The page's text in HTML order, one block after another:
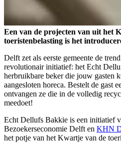
Een van de projecten van uit het
toeristenbelasting is het
Delft zet als eerste gemeente de
revolutionair initiatief: het Echt
herbruikbare beker die jouw gasten
aangesloten horeca. Bestelt de gast
ontvangen ze die in de volledig
meedoet!
Echt Dellufs Bakkie is een initiatief
Bezoekerseconomie Delft en KHN
het potje van het Kwartje van de